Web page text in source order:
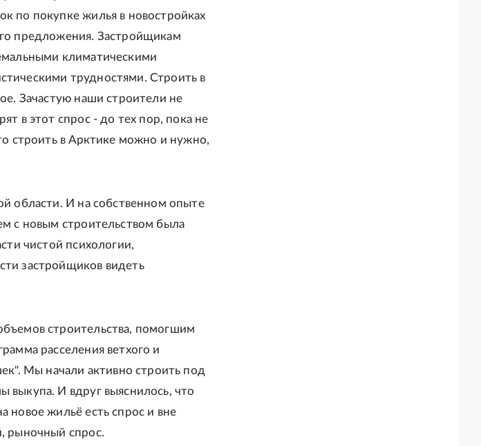
по покупке жилья в новостройках
предложения. Застройщикам
климатическими
трудностями. Строить в
Зачастую наши строители не
в этот спрос - до тех пор, пока не
строить в Арктике можно и нужно,
области. И на собственном опыте
с новым строительством была
чистой психологии,
застройщиков видеть
строительства, помогшим
расселения ветхого и
Мы начали активно строить под
выкупа. И вдруг выяснилось, что
новое жильё есть спрос и вне
рыночный спрос.